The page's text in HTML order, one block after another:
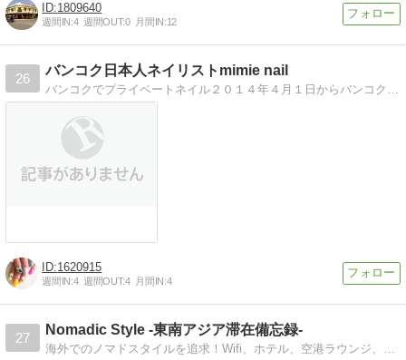
1809640
週間IN:4 週間OUT:0 月間IN:12
26
バンコク日本人ネイリストmimie nail
バンコクでプライベートネイル２０１４年４月１日からバンコクで日本人ネイリストとして活躍してます
1620915
週間IN:4 週間OUT:4 月間IN:4
27
Nomadic Style -東南アジア滞在備忘録-
海外でのノマドスタイルを追求！Wifi、ホテル、空港ラウンジ、プリペイドSIM情報などをまとめています。